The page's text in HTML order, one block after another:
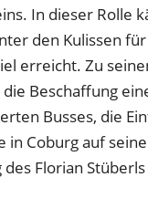
In dieser Rolle
den Kulissen
erreicht. Zu
Beschaffung
Busses, die
in Coburg auf
des Florian